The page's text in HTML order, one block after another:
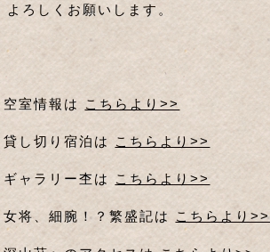
よろしくお願いします。
空室情報は こちらより>>
貸し切り宿泊は こちらより>>
ギャラリー杢は こちらより>>
女将、細腕！？繁盛記は こちらより>>